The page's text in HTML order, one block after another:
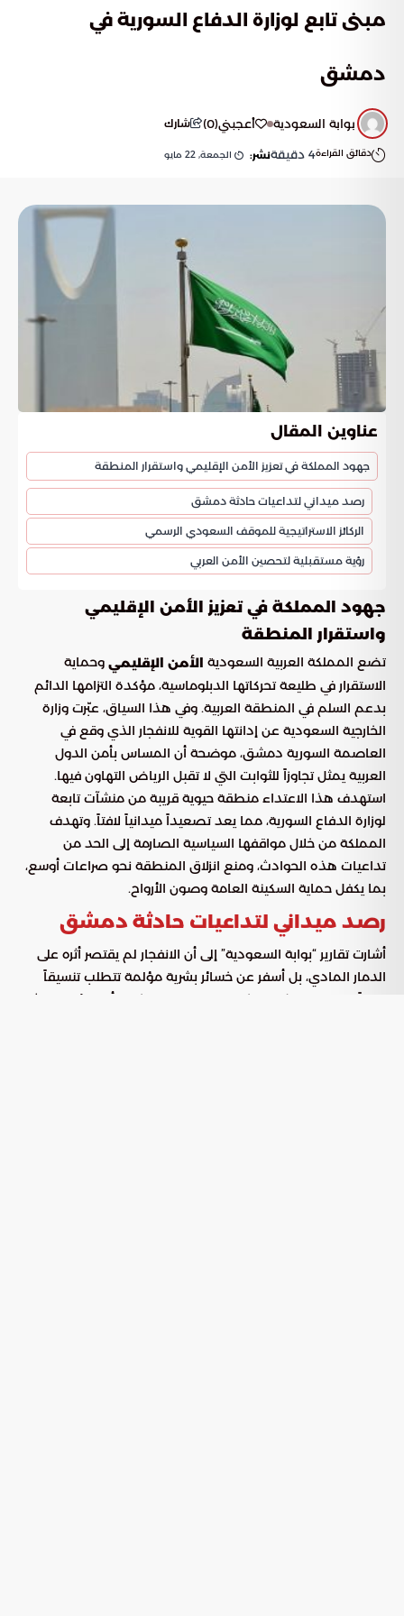
مبنى تابع لوزارة الدفاع السورية في
دمشق
بوابة السعودية أعجبني(
0
) شارك
دقائق القراءة4 دقيقةنشر: الجمعة, 22 مايو
عناوين المقال
جهود المملكة في تعزيز الأمن الإقليمي واستقرار المنطقة
رصد ميداني لتداعيات حادثة دمشق
الركائز الاستراتيجية للموقف السعودي الرسمي
رؤية مستقبلية لتحصين الأمن العربي
جهود المملكة في تعزيز الأمن الإقليمي
واستقرار المنطقة
تضع المملكة العربية السعودية الأمن الإقليمي وحماية
الاستقرار في طليعة تحركاتها الدبلوماسية، مؤكدة التزامها الدائم
بدعم السلم في المنطقة العربية. وفي هذا السياق، عبّرت وزارة
الخارجية السعودية عن إدانتها القوية للانفجار الذي وقع في
العاصمة السورية دمشق، موضحة أن المساس بأمن الدول
العربية يمثل تجاوزاً للثوابت التي لا تقبل الرياض التهاون فيها.
استهدف هذا الاعتداء منطقة حيوية قريبة من منشآت تابعة
لوزارة الدفاع السورية، مما يعد تصعيداً ميدانياً لافتاً. وتهدف
المملكة من خلال مواقفها السياسية الصارمة إلى الحد من
تداعيات هذه الحوادث، ومنع انزلاق المنطقة نحو صراعات أوسع،
بما يكفل حماية السكينة العامة وصون الأرواح.
رصد ميداني لتداعيات حادثة دمشق
أشارت تقارير “بوابة السعودية” إلى أن الانفجار لم يقتصر أثره على
الدمار المادي، بل أسفر عن خسائر بشرية مؤلمة تتطلب تنسيقاً
دولياً لمواجهة هذه المخاطر المتزايدة. وتتلخص أبرز نتائج الحادثة